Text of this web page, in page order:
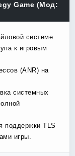
Game (Мод:
системе
к игровым
(ANR) на
системных
поддержки TLS
игры.